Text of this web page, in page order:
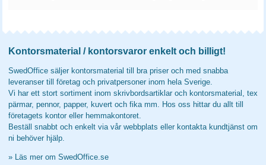
Kontorsmaterial / kontorsvaror enkelt och billigt!
SwedOffice säljer kontorsmaterial till bra priser och med snabba
leveranser till företag och privatpersoner inom hela Sverige.
Vi har ett stort sortiment inom skrivbordsartiklar och kontorsmaterial, tex
pärmar, pennor, papper, kuvert och fika mm. Hos oss hittar du allt till
företagets kontor eller hemmakontoret.
Beställ snabbt och enkelt via vår webbplats eller kontakta kundtjänst om
ni behöver hjälp.
» Läs mer om SwedOffice.se